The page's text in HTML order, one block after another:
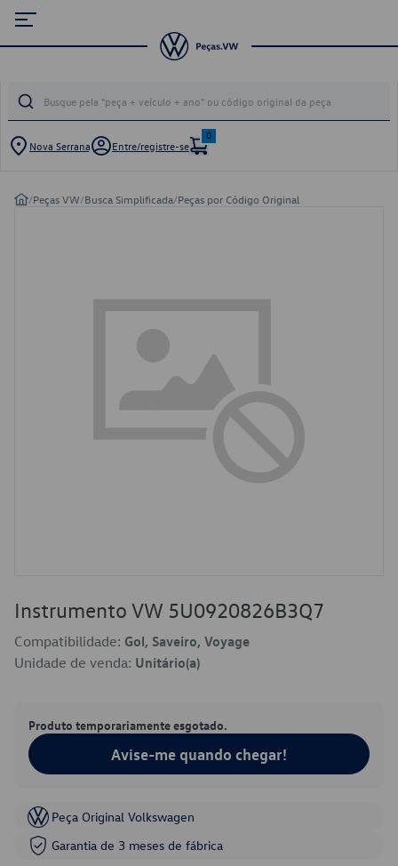
Nova Serrana Entre/registre-se
0
/Peças VW/Busca Simplificada/Peças por Código Original
Instrumento VW 5U0920826B3Q7
Compatibilidade: Gol, Saveiro, Voyage
Unidade de venda: Unitário(a)
Produto temporariamente esgotado.
Avise-me quando chegar!
Peça Original Volkswagen
Garantia de 3 meses de fábrica